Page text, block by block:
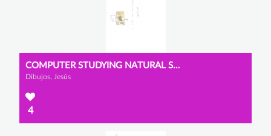
COMPUTER STUDYING NATURAL SCIENCES
Dibujos, Jesús
4